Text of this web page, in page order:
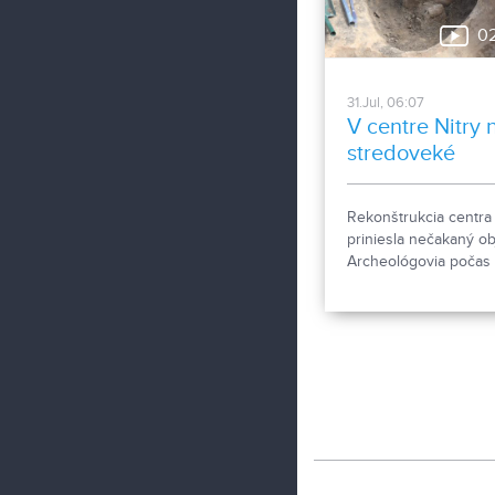
31.Jul, 06:07
V centre Nitry
stredoveké
pohrebisko
Rekonštrukcia
priniesla nečakaný
Archeológovia počas
pozostatkov našli aj